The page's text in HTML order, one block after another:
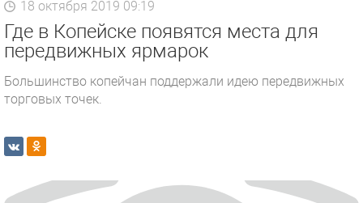
18 октября 2019 09:19
Где в Копейске появятся места для
передвижных ярмарок
Большинство копейчан поддержали идею передвижных
торговых точек.